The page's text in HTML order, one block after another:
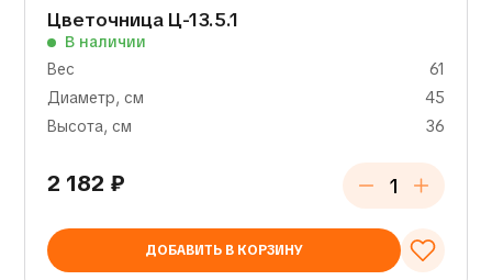
Цветочница Ц-13.5.1
В наличии
Вес
61
Диаметр, см
45
Высота, см
36
2 182 ₽
ДОБАВИТЬ В КОРЗИНУ